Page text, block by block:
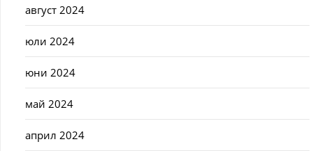
август 2024
юли 2024
юни 2024
май 2024
април 2024